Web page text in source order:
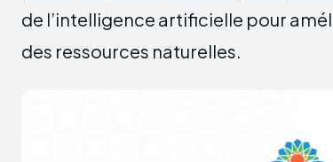
de l’intelligence artificielle pour
des ressources naturelles.